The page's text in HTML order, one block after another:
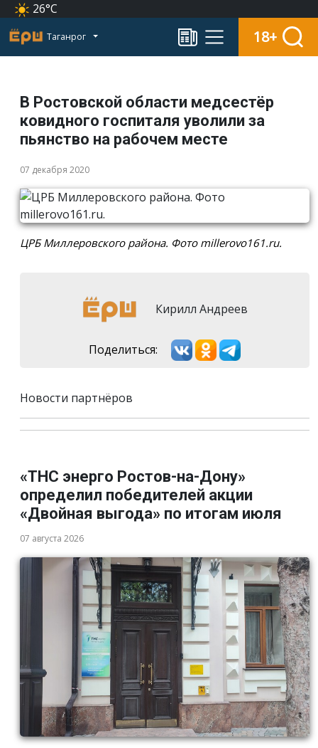
26°C
Таганрог 18+
В Ростовской области медсестёр
ковидного госпиталя уволили за
пьянство на рабочем месте
07 декабря 2020
ЦРБ Миллеровского района. Фото millerovo161.ru.
Кирилл Андреев
Поделиться:
Новости партнёров
«ТНС энерго Ростов-на-Дону»
определил победителей акции
«Двойная выгода» по итогам июля
07 августа 2026